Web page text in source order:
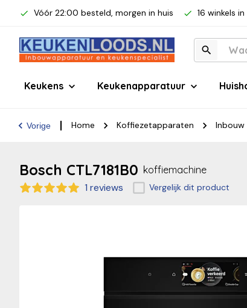
Vóór 22:00 besteld, morgen in huis 16 winkels
Keukens Keukenapparatuur
Vorige Home Koffiezetapparaten
Bosch CTL7181B0 koffiemachine
1 reviews Vergelijk dit product